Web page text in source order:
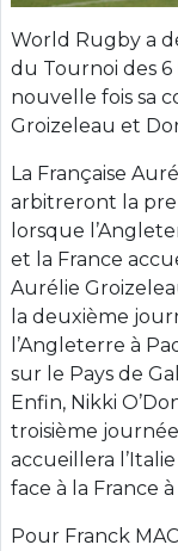
World Rugby a
du Tournoi des
nouvelle fois sa
Groizeleau et
La Française
arbitreront la
lorsque
et la France
Aurélie
la deuxième
l’Angleterre à
sur le Pays de
Enfin, Nikki
troisième journée
accueillera
face à la France
Pour Franck